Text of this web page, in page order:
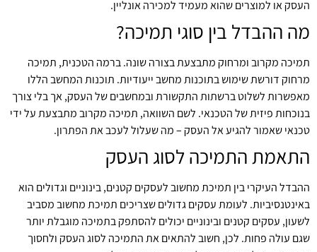
העסק או למוצרים שהוא מעמיד למכירה אונליין.
מה ההבדל בין סוגי תמיכה?
תמיכה מקרוב ומרחוק מתבצעת בצורה שונה. ברמה הטכנית, תמיכה
מרחוק דורשת שימוש בתוכנות מחשב ייעודיות. תוכנות המחשב הללו
מאפשרות לשלוט ברשתות התקשורת ובמחשבים של העסק, אך בלי צורך
בנוכחות פיזית של הטכנאי. לשם השוואה, תמיכה מקרוב מתבצעת על ידי
טכנאי שאמור להגיע אל העסק – מה שעלול לעכב את הפתרון.
התאמת התמיכה לסוג העסק
ההבדל העיקרי בין תמיכת מחשוב לעסקים קטנים, בינוניים וגדולים הוא
באינטנסיביות. לעומת עסקים גדולים שצריכים תמיכת מחשוב מסביב
לשעון, עסקים קטנים ובינוניים יכולים להסתפק בתמיכה מוגבלת יותר
שגם עולה פחות. לכן, חשוב להתאים את התמיכה לסוג העסק ולחסוך